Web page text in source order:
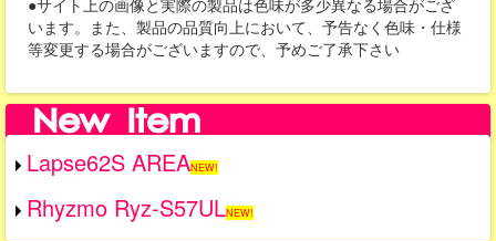
います。また、製品の品質向上において、予告なく色味・仕様
等変更する場合がございますので、予めご了承下さい
Lapse62S AREANEW!
Rhyzmo Ryz-S57ULNEW!